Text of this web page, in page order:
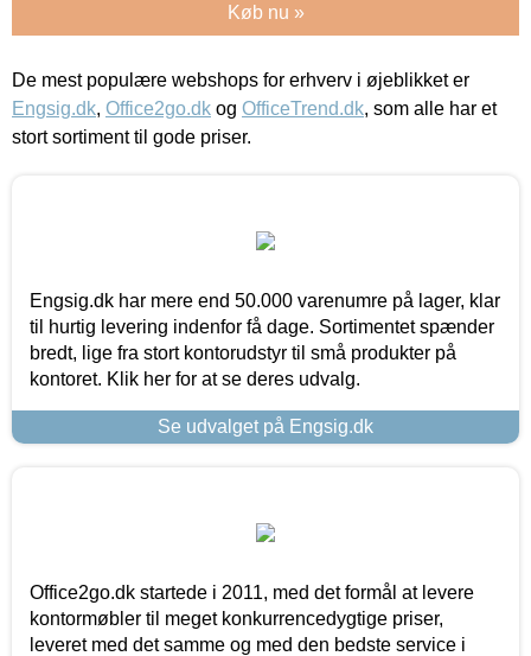
Køb nu »
De mest populære webshops for erhverv i øjeblikket er
Engsig.dk, Office2go.dk og OfficeTrend.dk, som alle har et
stort sortiment til gode priser.
Engsig.dk har mere end 50.000 varenumre på lager, klar
til hurtig levering indenfor få dage. Sortimentet spænder
bredt, lige fra stort kontorudstyr til små produkter på
kontoret. Klik her for at se deres udvalg.
Se udvalget på Engsig.dk
Office2go.dk startede i 2011, med det formål at levere
kontormøbler til meget konkurrencedygtige priser,
leveret med det samme og med den bedste service i